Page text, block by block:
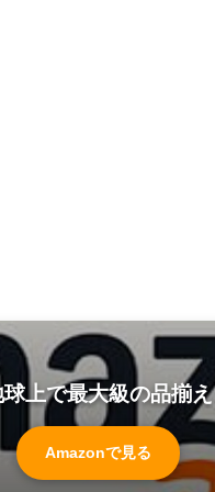
球上で最大級の品揃え
Amazonで見る